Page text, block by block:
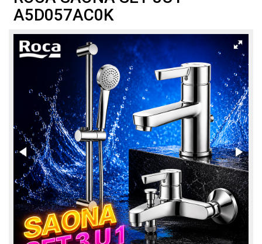
A5D057AC0K